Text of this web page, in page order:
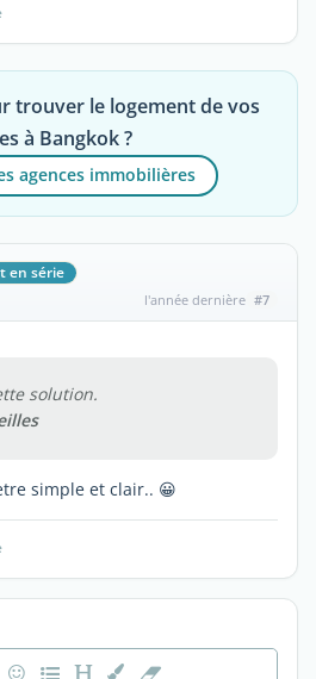
trouver le logement de vos
à Bangkok ?
agences immobilières
en série
l'année dernière #7
solution.
simple et clair.. 😀